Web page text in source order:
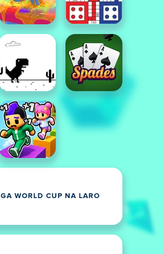
WORLD CUP NA LARO